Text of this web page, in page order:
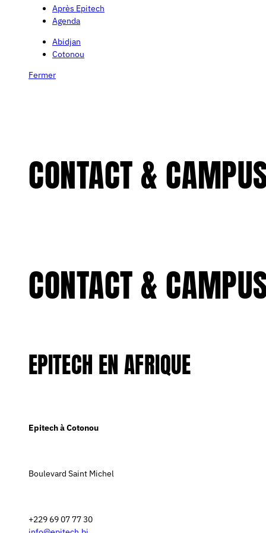
Après Epitech
Agenda
Abidjan
Cotonou
Fermer
CONTACT &
CONTACT &
EPITECH EN AFRIQUE
Epitech à Cotonou
Boulevard Saint Michel
+229 69 07 77 30